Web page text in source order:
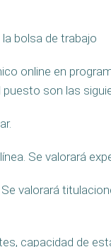
bolsa de trabajo
online en
son las
Se valorará
valorará
capacidad de